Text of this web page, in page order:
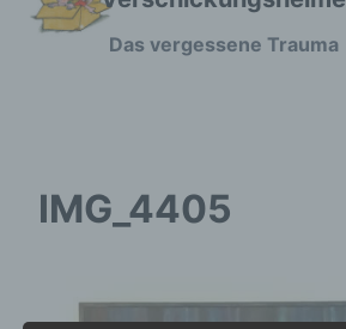
Zum
Das vergessene Trauma
IMG_4405